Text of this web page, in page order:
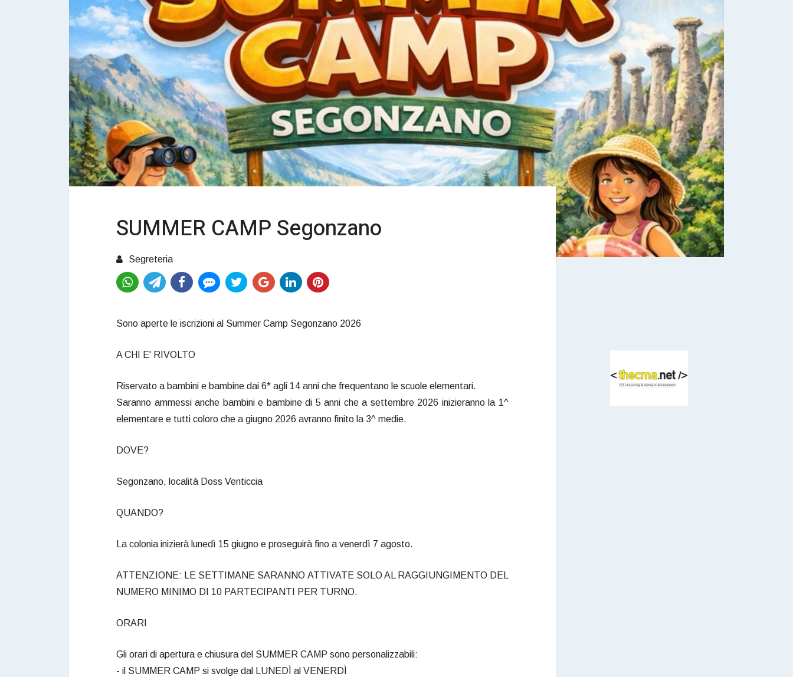
SUMMER CAMP Segonzano
Segreteria
Sono aperte le iscrizioni al Summer Camp Segonzano 2026
A CHI E' RIVOLTO
Riservato a bambini e bambine dai 6* agli 14 anni che frequentano le scuole elementari.
Saranno ammessi anche bambini e bambine di 5 anni che a settembre 2026 inizieranno la 1^
elementare e tutti coloro che a giugno 2026 avranno finito la 3^ medie.
DOVE?
Segonzano, località Doss Venticcia
QUANDO?
La colonia inizierà lunedì 15 giugno e proseguirà fino a venerdì 7 agosto.
ATTENZIONE: LE SETTIMANE SARANNO ATTIVATE SOLO AL RAGGIUNGIMENTO DEL
NUMERO MINIMO DI 10 PARTECIPANTI PER TURNO.
ORARI
Gli orari di apertura e chiusura del SUMMER CAMP sono personalizzabili:
- il SUMMER CAMP si svolge dal LUNEDÌ al VENERDÌ